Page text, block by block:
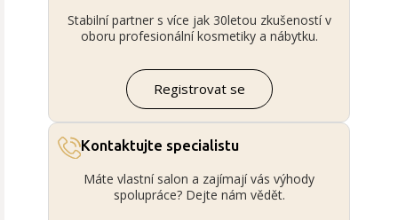
Stabilní partner s více jak 30letou zkušeností v
oboru profesionální kosmetiky a nábytku.
Registrovat se
Kontaktujte specialistu
Máte vlastní salon a zajímají vás výhody
spolupráce? Dejte nám vědět.